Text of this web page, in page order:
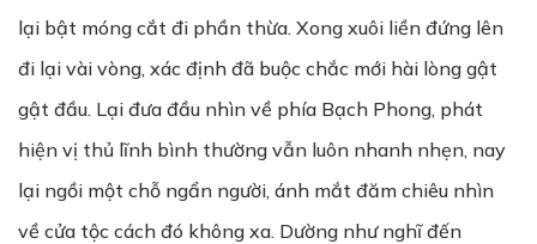
lại bật móng cắt đi phần thừa. Xong xuôi liền đứng lên
đi lại vài vòng, xác định đã buộc chắc mới hài lòng gật
gật đầu. Lại đưa đầu nhìn về phía Bạch Phong, phát
hiện vị thủ lĩnh bình thường vẫn luôn nhanh nhẹn, nay
lại ngồi một chỗ ngẩn người, ánh mắt đăm chiêu nhìn
về cửa tộc cách đó không xa. Dường như nghĩ đến